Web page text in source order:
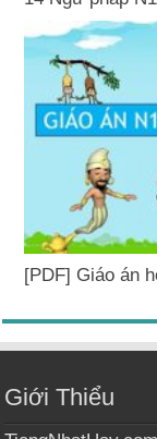
[PDF] Giáo án
Giới Thiểu